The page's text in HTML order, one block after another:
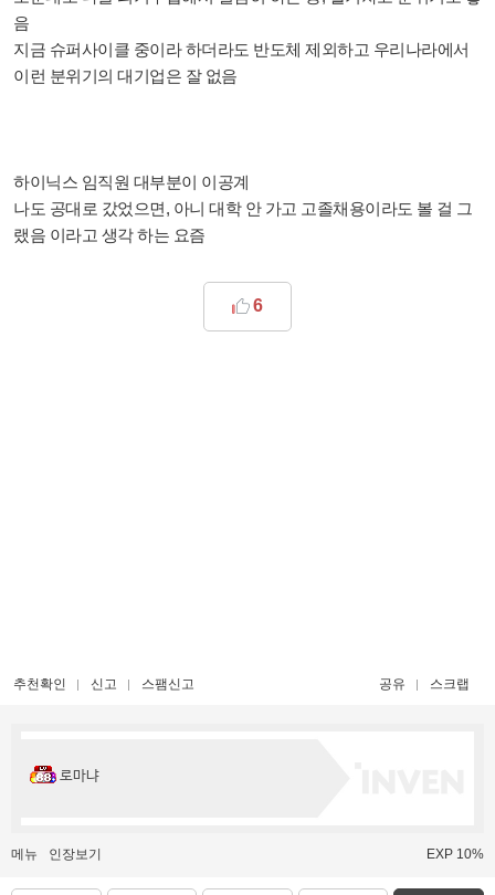
음
지금 슈퍼사이클 중이라 하더라도 반도체 제외하고 우리나라에서
이런 분위기의 대기업은 잘 없음
하이닉스 임직원 대부분이 이공계
나도 공대로 갔었으면, 아니 대학 안 가고 고졸채용이라도 볼 걸 그
랬음 이라고 생각 하는 요즘
6
추천확인 신고 스팸신고 공유 스크랩
로마냐
메뉴 인장보기 EXP 10%